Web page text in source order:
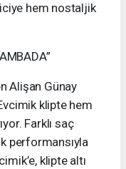
hem nostaljik
Alişan Günay
klipte hem
Farklı saç
performansıyla
klipte altı